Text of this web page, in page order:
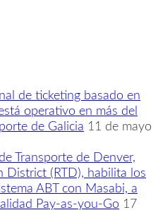
de ticketing basado en
operativo en más del
de Galicia 11 de mayo
Transporte de Denver,
District (RTD), habilita los
ABT con Masabi, a
Pay-as-you-Go 17